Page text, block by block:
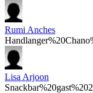
Rumi Anches
Lisa Arjoon
Snackbar%20gast%202